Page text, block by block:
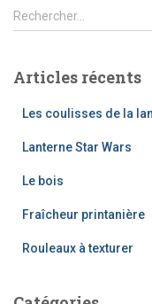
R
e
e
Rechercher…
Articles récents
Les coulisses de la
Lanterne Star Wars
Le bois
Fraîcheur printanière
Rouleaux à texturer